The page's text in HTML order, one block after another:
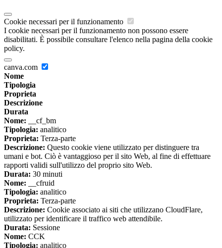
Cookie necessari per il funzionamento
I cookie necessari per il funzionamento non possono essere
disabilitati. È possibile consultare l'elenco nella pagina della cookie
policy.
canva.com
Nome
Tipologia
Proprieta
Descrizione
Durata
Nome: __cf_bm
Tipologia: analitico
Proprieta: Terza-parte
Descrizione: Questo cookie viene utilizzato per distinguere tra
umani e bot. Ciò è vantaggioso per il sito Web, al fine di effettuare
rapporti validi sull'utilizzo del proprio sito Web.
Durata: 30 minuti
Nome: __cfruid
Tipologia: analitico
Proprieta: Terza-parte
Descrizione: Cookie associato ai siti che utilizzano CloudFlare,
utilizzato per identificare il traffico web attendibile.
Durata: Sessione
Nome: CCK
Tipologia: analitico